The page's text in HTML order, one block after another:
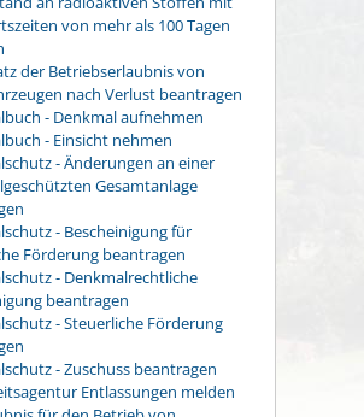
von mehr als 100 Tagen
der Betriebserlaubnis von
nach Verlust beantragen
- Denkmal aufnehmen
- Einsicht nehmen
- Änderungen an einer
Gesamtanlage
- Bescheinigung für
Förderung beantragen
- Denkmalrechtliche
beantragen
- Steuerliche Förderung
- Zuschuss beantragen
Entlassungen melden